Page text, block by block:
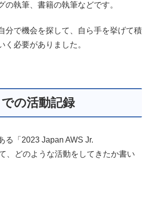
の執筆、書籍の執筆などです。
分で機会を探して、自ら手を挙げて積
く必要がありました。
の活動記録
る「2023 Japan AWS Jr.
、どのような活動をしてきたか書い